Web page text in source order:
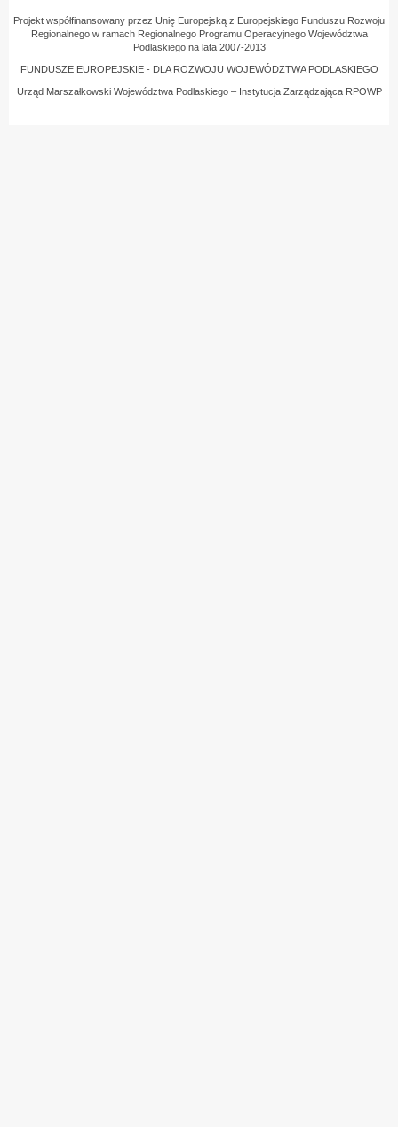
Projekt współfinansowany przez Unię Europejską z Europejskiego Funduszu Rozwoju
Regionalnego w ramach Regionalnego Programu Operacyjnego Województwa
Podlaskiego na lata 2007-2013
FUNDUSZE EUROPEJSKIE - DLA ROZWOJU WOJEWÓDZTWA PODLASKIEGO
Urząd Marszałkowski Województwa Podlaskiego – Instytucja Zarządzająca RPOWP